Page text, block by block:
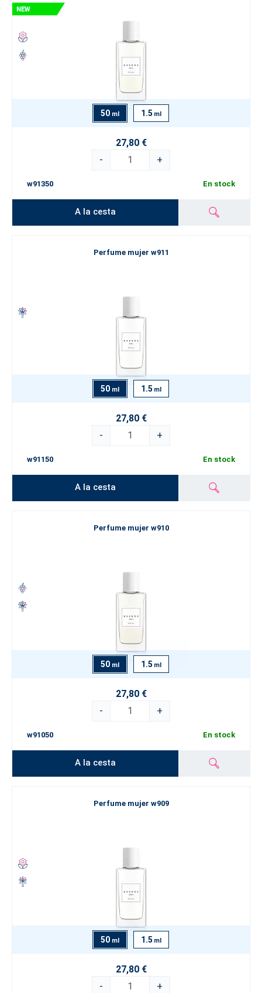
50 ml 1.5 ml
27,80 €
-
+
w91350 En stock
A la cesta
Perfume mujer w911
50 ml 1.5 ml
27,80 €
-
+
w91150 En stock
A la cesta
Perfume mujer w910
50 ml 1.5 ml
27,80 €
-
+
w91050 En stock
A la cesta
Perfume mujer w909
50 ml 1.5 ml
27,80 €
-
+